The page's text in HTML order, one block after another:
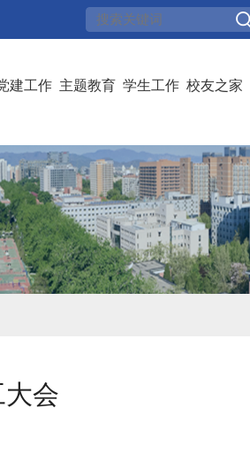
建工作 主题教育 学生工作 校友之家
大会